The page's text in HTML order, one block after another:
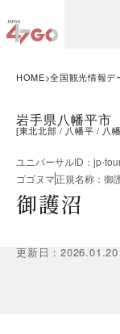
HOME 全国観光情報デ
岩手県八幡平市
[東北北部 八幡平 八
ユニバーサルID ： jp-
ゴゴヌマ正規名称 ： 御
御護沼
更新日 ：2026.01.20